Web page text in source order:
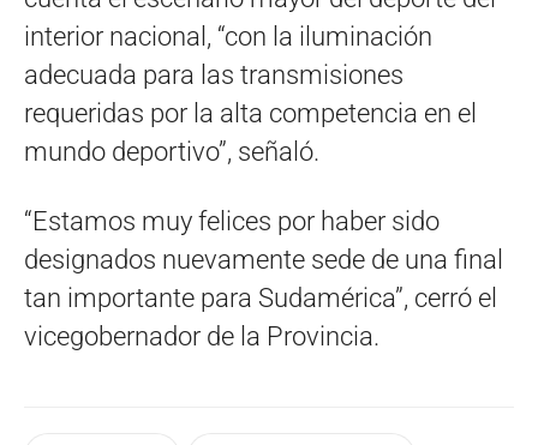
interior nacional, “con la iluminación
adecuada para las transmisiones
requeridas por la alta competencia en el
mundo deportivo”, señaló.
“Estamos muy felices por haber sido
designados nuevamente sede de una final
tan importante para Sudamérica”, cerró el
vicegobernador de la Provincia.